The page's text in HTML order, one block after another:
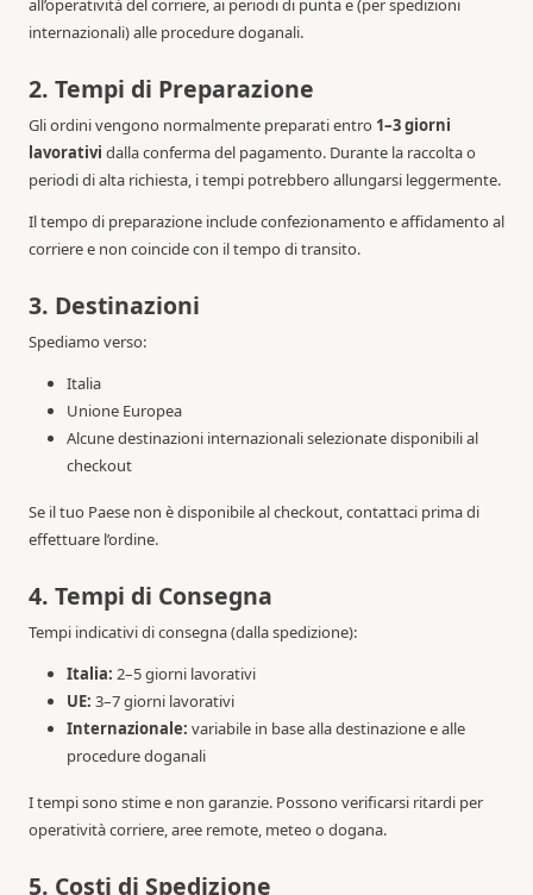
all’operatività del corriere, ai periodi di punta e (per spedizioni
internazionali) alle procedure doganali.
2. Tempi di Preparazione
Gli ordini vengono normalmente preparati entro 1–3 giorni
lavorativi dalla conferma del pagamento. Durante la raccolta o
periodi di alta richiesta, i tempi potrebbero allungarsi leggermente.
Il tempo di preparazione include confezionamento e affidamento al
corriere e non coincide con il tempo di transito.
3. Destinazioni
Spediamo verso:
Italia
Unione Europea
Alcune destinazioni internazionali selezionate disponibili al
checkout
Se il tuo Paese non è disponibile al checkout, contattaci prima di
effettuare l’ordine.
4. Tempi di Consegna
Tempi indicativi di consegna (dalla spedizione):
Italia: 2–5 giorni lavorativi
UE: 3–7 giorni lavorativi
Internazionale: variabile in base alla destinazione e alle
procedure doganali
I tempi sono stime e non garanzie. Possono verificarsi ritardi per
operatività corriere, aree remote, meteo o dogana.
5. Costi di Spedizione